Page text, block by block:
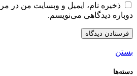
ذخیره نام، ایمیل و وبسایت من در
دوباره دیدگاهی می‌نویسم.
بستن
دسته‌ها